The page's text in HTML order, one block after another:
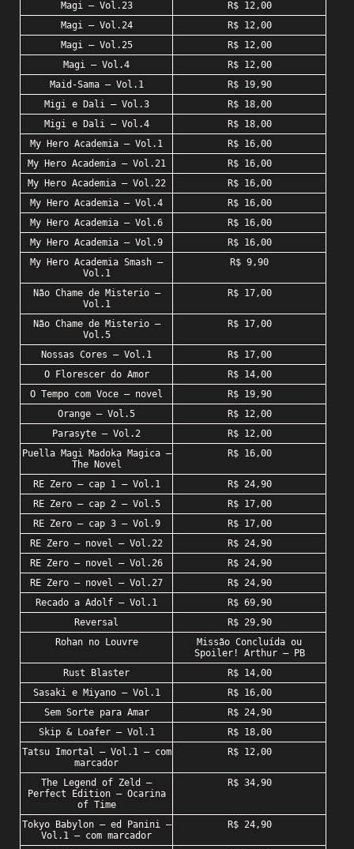
Magi – Vol.23
R$ 12,00
Magi – Vol.24
R$ 12,00
Magi – Vol.25
R$ 12,00
Magi – Vol.4
R$ 12,00
Maid-Sama – Vol.1
R$ 19,90
Migi e Dali – Vol.3
R$ 18,00
Migi e Dali – Vol.4
R$ 18,00
My Hero Academia – Vol.1
R$ 16,00
My Hero Academia – Vol.21
R$ 16,00
My Hero Academia – Vol.22
R$ 16,00
My Hero Academia – Vol.4
R$ 16,00
My Hero Academia – Vol.6
R$ 16,00
My Hero Academia – Vol.9
R$ 16,00
My Hero Academia Smash –
Vol.1
R$ 9,90
Não Chame de Misterio –
Vol.1
R$ 17,00
Não Chame de Misterio –
Vol.5
R$ 17,00
Nossas Cores – Vol.1
R$ 17,00
O Florescer do Amor
R$ 14,00
O Tempo com Voce – novel
R$ 19,90
Orange – Vol.5
R$ 12,00
Parasyte – Vol.2
R$ 12,00
Puella Magi Madoka Magica –
The Novel
R$ 16,00
RE Zero – cap 1 – Vol.1
R$ 24,90
RE Zero – cap 2 – Vol.5
R$ 17,00
RE Zero – cap 3 – Vol.9
R$ 17,00
RE Zero – novel – Vol.22
R$ 24,90
RE Zero – novel – Vol.26
R$ 24,90
RE Zero – novel – Vol.27
R$ 24,90
Recado a Adolf – Vol.1
R$ 69,90
Reversal
R$ 29,90
Rohan no Louvre
Missão Concluída ou
Spoiler! Arthur – PB
Rust Blaster
R$ 14,00
Sasaki e Miyano – Vol.1
R$ 16,00
Sem Sorte para Amar
R$ 24,90
Skip & Loafer – Vol.1
R$ 18,00
Tatsu Imortal – Vol.1 – com
marcador
R$ 12,00
The Legend of Zeld –
Perfect Edition – Ocarina
of Time
R$ 34,90
Tokyo Babylon – ed Panini –
Vol.1 – com marcador
R$ 24,90